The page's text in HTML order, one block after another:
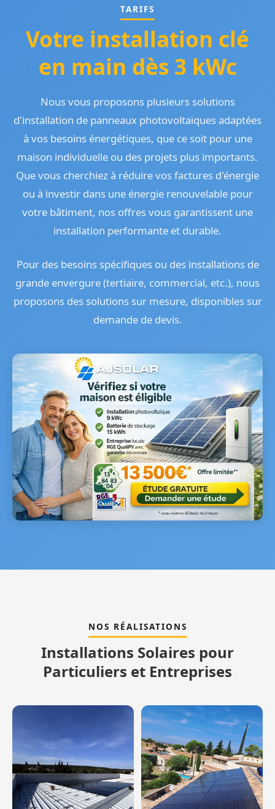
TARIFS
Votre installation clé
en main dès 3 kWc
Nous vous proposons plusieurs solutions
d'installation de panneaux photovoltaïques adaptées
à vos besoins énergétiques, que ce soit pour une
maison individuelle ou des projets plus importants.
Que vous cherchiez à réduire vos factures d'énergie
ou à investir dans une énergie renouvelable pour
votre bâtiment, nos offres vous garantissent une
installation performante et durable.
Pour des besoins spécifiques ou des installations de
grande envergure (tertiaire, commercial, etc.), nous
proposons des solutions sur mesure, disponibles sur
demande de devis.
NOS RÉALISATIONS
Installations Solaires pour
Particuliers et Entreprises